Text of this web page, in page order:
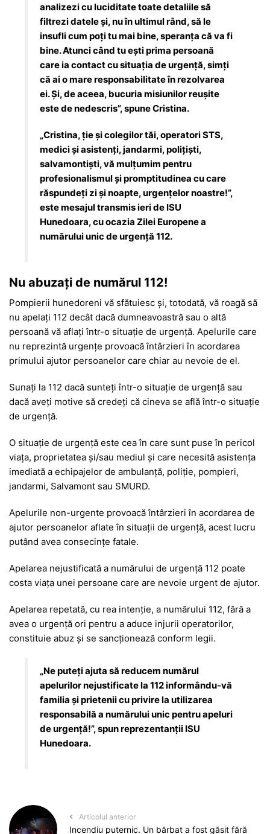
analizezi cu luciditate toate detaliile să
filtrezi datele și, nu în ultimul rând, să le
insufli cum poți tu mai bine, speranța că va fi
bine. Atunci când tu ești prima persoană
care ia contact cu situația de urgență, simți
că ai o mare responsabilitate în rezolvarea
ei. Și, de aceea, bucuria misiunilor reușite
este de nedescris”, spune Cristina.
„Cristina, ție și colegilor tăi, operatori STS,
medici și asistenți, jandarmi, polițiști,
salvamontiști, vă mulțumim pentru
profesionalismul și promptitudinea cu care
răspundeți zi și noapte, urgențelor noastre!”,
este mesajul transmis ieri de ISU
Hunedoara, cu ocazia Zilei Europene a
numărului unic de urgență 112.
Nu abuzați de numărul 112!
Pompierii hunedoreni vă sfătuiesc și, totodată, vă roagă să
nu apelați 112 decât dacă dumneavoastră sau o altă
persoană vă aflați într-o situație de urgență. Apelurile care
nu reprezintă urgențe provoacă întârzieri în acordarea
primului ajutor persoanelor care chiar au nevoie de el.
Sunați la 112 dacă sunteți într-o situație de urgență sau
dacă aveți motive să credeți că cineva se află într-o situație
de urgență.
O situație de urgență este cea în care sunt puse în pericol
viața, proprietatea și/sau mediul și care necesită asistența
imediată a echipajelor de ambulanță, poliție, pompieri,
jandarmi, Salvamont sau SMURD.
Apelurile non-urgente provoacă întârzieri în acordarea de
ajutor persoanelor aflate în situații de urgență, acest lucru
putând avea consecințe fatale.
Apelarea nejustificată a numărului de urgență 112 poate
costa viața unei persoane care are nevoie urgent de ajutor.
Apelarea repetată, cu rea intenție, a numărului 112, fără a
avea o urgență ori pentru a aduce injurii operatorilor,
constituie abuz și se sancționează conform legii.
„Ne puteți ajuta să reducem numărul
apelurilor nejustificate la 112 informându-vă
familia și prietenii cu privire la utilizarea
responsabilă a numărului unic pentru apeluri
de urgență!”, spun reprezentanții ISU
Hunedoara.
Articolul anterior
Incendiu puternic. Un bărbat a fost găsit fără